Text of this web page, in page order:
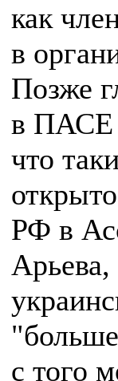
как
в
Позже
в ПАСЕ
что
РФ в
Арьева,
с того